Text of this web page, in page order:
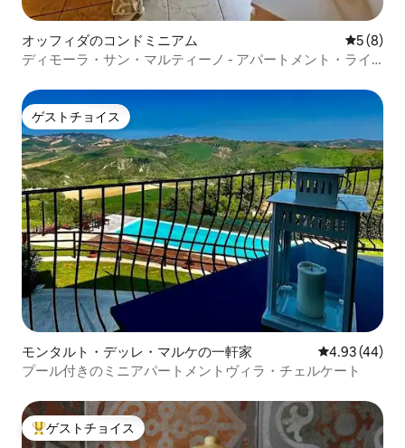
オッフィダのコンドミニアム レビュー
5 (8)
ディモーラ・サン・マルティーノ - アパートメント・ライ
ゲストチョイス
ゲストチョイス
モンタルト・デッレ・マルケの一軒家 レビュー44
4.93 (44)
プール付きのミニアパートメントヴィラ・チェルケート
大好評のゲストチョイスです。
ゲストチョイス